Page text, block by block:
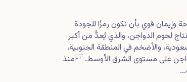
عام 2013 برؤية طموحة وإيمان قوي بأن نكون رمزًا للجودة
لحوم الدواجن، والذي يُعدُّ من أكبر
والأضخم في المنطقة الجنوبية،
على مستوى الشرق الأوسط. منذ